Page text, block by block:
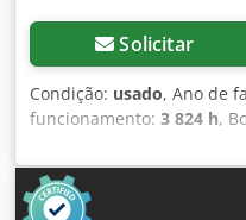
Solicitar
Condição: usado, Ano de
funcionamento: 3 824 h,
compactador, ano de
apenas 3.824 h, motor:
peso: 24.700 kg,